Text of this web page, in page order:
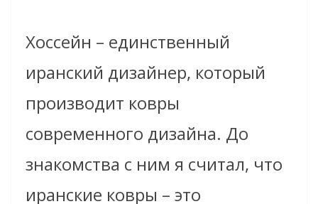
Хоссейн – единственный
иранский дизайнер, который
производит ковры
современного дизайна. До
знакомства с ним я считал, что
иранские ковры – это